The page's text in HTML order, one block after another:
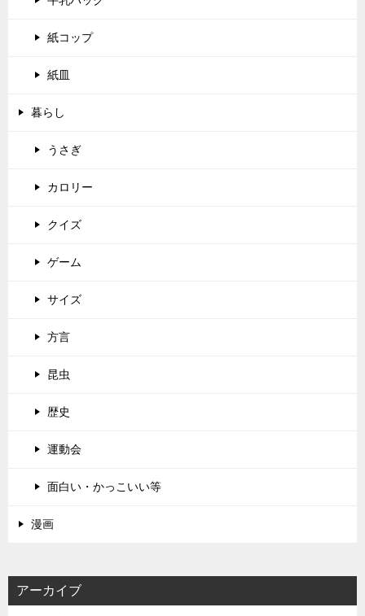
紙コップ
紙皿
暮らし
うさぎ
カロリー
クイズ
ゲーム
サイズ
方言
昆虫
歴史
運動会
面白い・かっこいい等
漫画
アーカイブ